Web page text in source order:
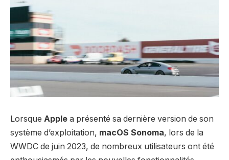
Lorsque Apple a présenté sa dernière version de son
système d’exploitation, macOS Sonoma, lors de la
WWDC de juin 2023, de nombreux utilisateurs ont été